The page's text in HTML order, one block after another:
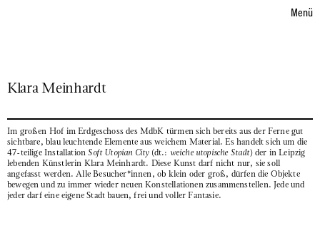
Menü
UTOPIAN
CITY
Klara Meinhardt
Im großen Hof im Erdgeschoss des MdbK türmen sich bereits aus der Ferne gut
sichtbare, blau leuchtende Elemente aus weichem Material. Es handelt sich um die
47-teilige InstallationSoft Utopian City(dt.: weiche utopische Stadt) der in Leipzig
lebenden Künstlerin Klara Meinhardt. Diese Kunst darf nicht nur, sie soll
angefasst werden. Alle Besucher*innen, ob klein oder groß, dürfen die Objekte
bewegen und zu immer wieder neuen Konstellationen zusammenstellen. Jede und
jeder darf eine eigene Stadt bauen, frei und voller Fantasie.